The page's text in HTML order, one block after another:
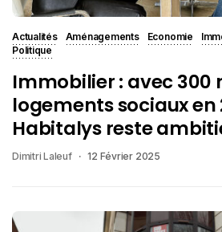
Actualités Aménagements Economie
Politique
Immobilier : avec 300
logements sociaux en
Habitalys reste
Dimitri Laleuf 12 Février 2025